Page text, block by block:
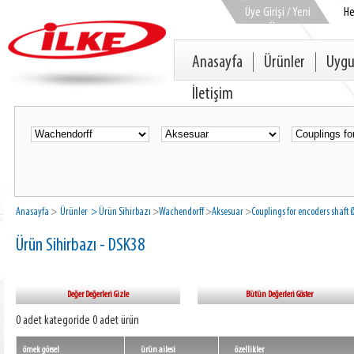
Üye Girişi / Yeni
Üye
Anasayfa Ürünler
İletişim
Anasayfa > Ürünler > Ürün Sihirbazı >Wachendorff>Aksesuar >Couplings for encoders shaft
Ürün Sihirbazı - DSK38
Değer Değerleri Gizle Bütün Değerleri Göster
0 adet kategoride 0 adet ürün
örnek görsel ürün ailesi özellikler